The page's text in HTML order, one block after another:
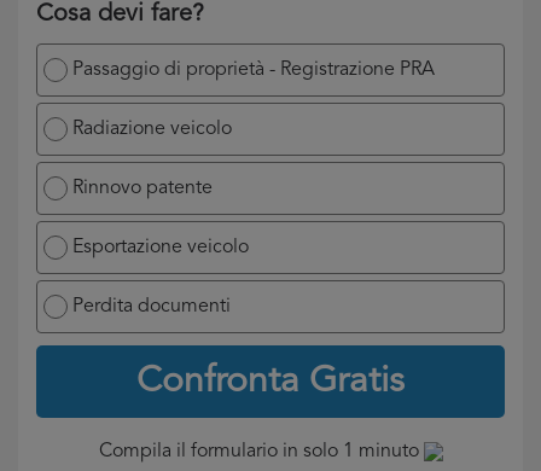
Cosa devi fare?
Passaggio di proprietà - Registrazione PRA
Radiazione veicolo
Rinnovo patente
Esportazione veicolo
Perdita documenti
Confronta Gratis
Compila il formulario in solo 1 minuto